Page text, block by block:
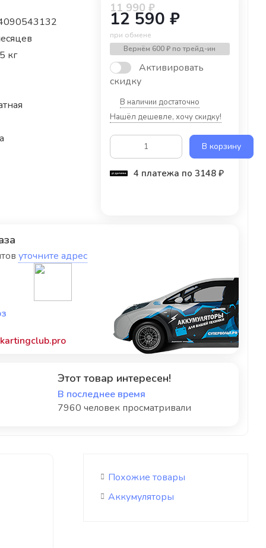
11 990 ₽
12 590 ₽
при обмене
Вернём 600 ₽ по трейд-ин
Активировать
скидку
В наличии достаточно
Нашёл дешевле, хочу скидку!
В корзину
4 платежа по 3148 ₽
кг
уточните адрес
Этот товар интересен!
В последнее время
7960 человек просматривали
Похожие товары
Аккумуляторы